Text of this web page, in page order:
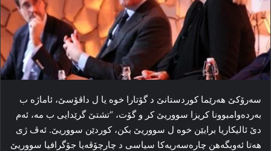
سه‌رۆکێ هه‌رێما کوردستانێ د گۆتارا خوه‌ یا ل داڤۆسێ، ئاماژه‌ ب
به‌رده‌وامبوونا کریزا سووریێ کر و گۆت، “تشتێ گرێدایی ب مه‌، ئه‌م
دێ ئالیکاریا برایێن خوه‌ ل سووریێ بکن، کوردێن سووریێ. ئه‌ڤ ژی
هه‌تا ئەوبگەهن چاره‌سه‌ریه‌کا سیاسی د چارچۆڤه‌یا جۆگرافیا سووریێ